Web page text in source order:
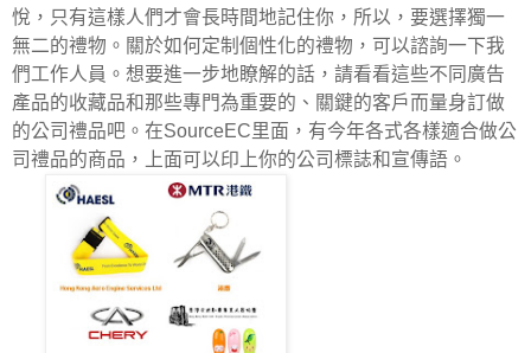
悅，只有這樣人們才會長時間地記住你，所以，要選擇獨一
無二的禮物。關於如何定制個性化的禮物，可以諮詢一下我
們工作人員。想要進一步地瞭解的話，請看看這些不同廣告
產品的收藏品和那些專門為重要的、關鍵的客戶而量身訂做
的公司禮品吧。在SourceEC里面，有今年各式各樣適合做公
司禮品的商品，上面可以印上你的公司標誌和宣傳語。